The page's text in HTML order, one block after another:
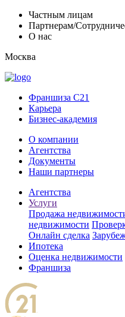
Частным лицам
Партнерам/
О нас
Москва
Франшиза C21
Карьера
Бизнес-академия
О компании
Агентства
Документы
Наши партнеры
Агентства
Услуги
Продажа
недвижимости
Онлайн сделка
Ипотека
Оценка недвижимости
Франшиза